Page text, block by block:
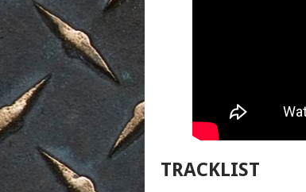
TRACKLIST